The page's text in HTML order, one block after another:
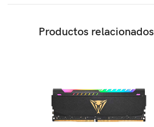
Productos relacionados